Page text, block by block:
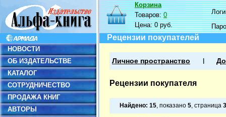
НОВОСТИ
ОБ ИЗДАТЕЛЬСТВЕ
КАТАЛОГ
СОТРУДНИЧЕСТВО
ПРОДАЖА КНИГ
АВТОРЫ
Корзина
Товаров:0
Цена:0 руб.
Рецензии покупателей
Личное пространство
Рецензии покупателя
Найдено: 15, показано 5, страница 3